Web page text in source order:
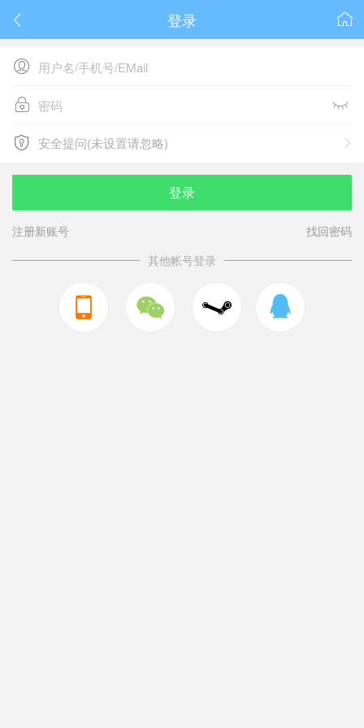
 
登录

 
 
安全提问(未设置请忽略)
安全提问(未设置请忽略)
登录
注册新账号
找回密码
其他帐号登录
  